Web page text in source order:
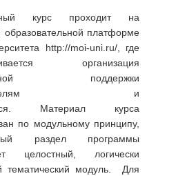
курс проходит на
образовательной платформе
http://moi-uni.ru/, где
организация
поддержки
и
Материал курса
по модульному принципу,
раздел программы
целостный, логически
тематический модуль. Для